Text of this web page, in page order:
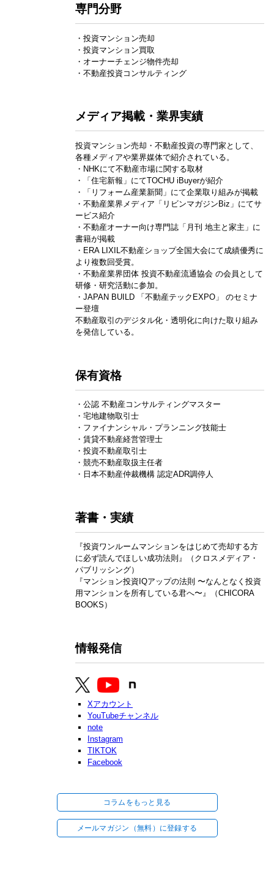
専門分野
・投資マンション売却
・投資マンション買取
・オーナーチェンジ物件売却
・不動産投資コンサルティング
メディア掲載・業界実績
投資マンション売却・不動産投資の専門家として、
各種メディアや業界媒体で紹介されている。
・NHKにて不動産市場に関する取材
・「住宅新報」にてTOCHU iBuyerが紹介
・「リフォーム産業新聞」にて企業取り組みが掲載
・不動産業界メディア「リビンマガジンBiz」にてサ
ービス紹介
・不動産オーナー向け専門誌「月刊 地主と家主」に
書籍が掲載
・ERA LIXIL不動産ショップ全国大会にて成績優秀に
より複数回受賞。
・不動産業界団体 投資不動産流通協会 の会員として
研修・研究活動に参加。
・JAPAN BUILD 「不動産テックEXPO」 のセミナ
ー登壇
不動産取引のデジタル化・透明化に向けた取り組み
を発信している。
保有資格
・公認 不動産コンサルティングマスター
・宅地建物取引士
・ファイナンシャル・プランニング技能士
・賃貸不動産経営管理士
・投資不動産取引士
・競売不動産取扱主任者
・日本不動産仲裁機構 認定ADR調停人
著書・実績
『投資ワンルームマンションをはじめて売却する方
に必ず読んでほしい成功法則』（クロスメディア・
パブリッシング）
『マンション投資IQアップの法則 〜なんとなく投資
用マンションを所有している君へ〜』（CHICORA
BOOKS）
情報発信
Xアカウント
YouTubeチャンネル
note
Instagram
TIKTOK
Facebook
コラムをもっと見る
メールマガジン（無料）に登録する